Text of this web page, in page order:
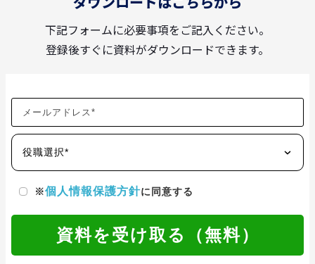
下記フォームに必要事項をご記入ください。
登録後すぐに資料がダウンロードできます。
役職選択*
※個人情報保護方針に同意する
資料を受け取る（無料）